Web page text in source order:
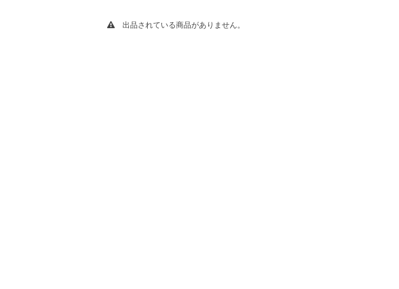
出品されている商品がありません。